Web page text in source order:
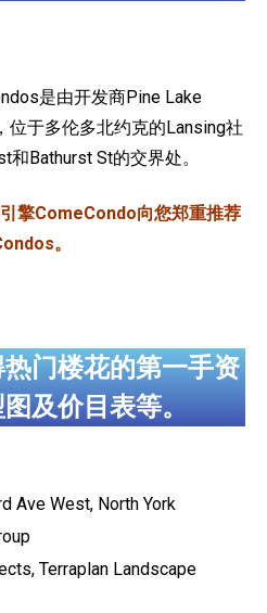
是由开发商Pine Lake
位于多伦多北约克的Lansing社
Bathurst St的交界处。
擎ComeCondo向您郑重推荐
。
门楼花的第一手资
及价目表等。
Ave West, North York
Terraplan Landscape